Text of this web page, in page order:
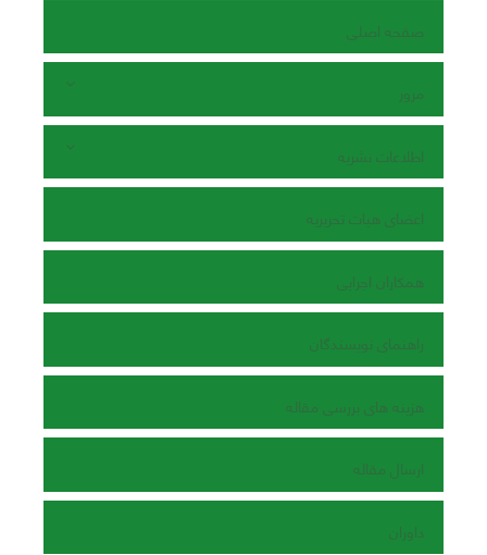
صفحه اصلی
مرور
اطلاعات نشریه
اعضای هیات تحریریه
همکاران اجرایی
راهنمای نویسندگان
هزینه های بررسی مقاله
ارسال مقاله
داوران